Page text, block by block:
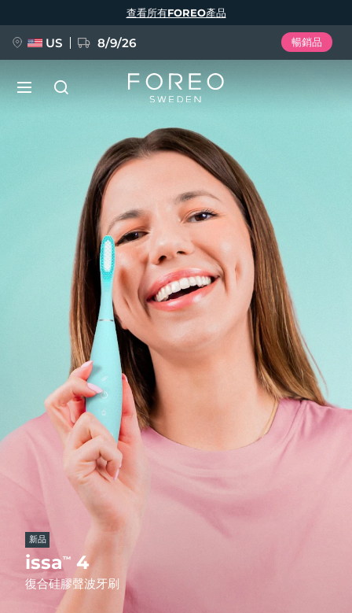
新品
issa™ 4
復合硅膠聲波牙刷
查看所有FOREO產品
US 8/9/26 暢銷品
FAQ™ Pure Beauty-Tech Elixir
BREAKING NEWS
issa™ Teeth Whitening Set
FAQ™ Dual LED Panel
熱門產品
特別優惠
Deutsch
Español
Français
Italiano
Português
Svenska
Русский
简体中文 繁體中文
發貨國家
美國 預計送達日期09/08/2026
預計送達日期08/08/2026
西班牙 預計送達日期
澳洲
法國
德國